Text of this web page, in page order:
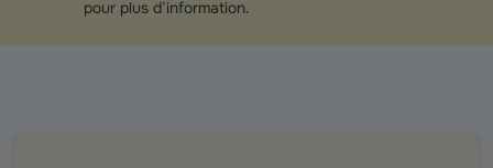
pour plus d’information.